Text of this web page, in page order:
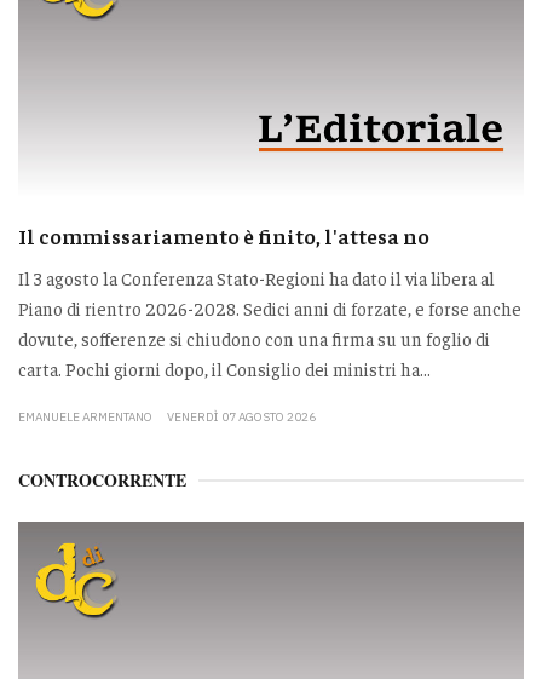
Il commissariamento è finito, l'attesa no
Il 3 agosto la Conferenza Stato-Regioni ha dato il via libera al
Piano di rientro 2026-2028. Sedici anni di forzate, e forse anche
dovute, sofferenze si chiudono con una firma su un foglio di
carta. Pochi giorni dopo, il Consiglio dei ministri ha...
EMANUELE ARMENTANO VENERDÌ 07 AGOSTO 2026
CONTROCORRENTE